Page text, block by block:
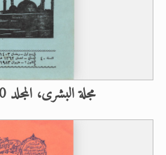
مجلة البشرى، المجلد 40، سنة 1983م